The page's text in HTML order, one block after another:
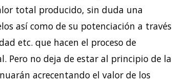
total producido, sin duda una
así como de su potenciación a través
etc. que hacen el proceso de
Pero no deja de estar al principio de la
acrecentando el valor de los